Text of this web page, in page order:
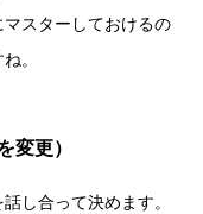
スターしておけるの
。
変更）
し合って決めます。